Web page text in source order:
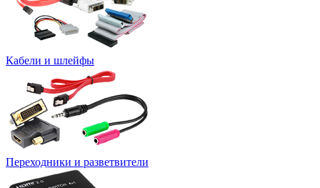
Кабели и шлейфы
Переходники и разветвители